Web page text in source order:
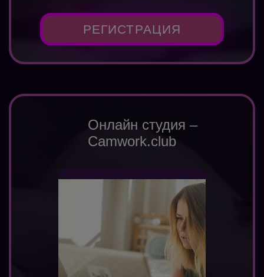
РЕГИСТРАЦИЯ
Онлайн студия –
Camwork.club